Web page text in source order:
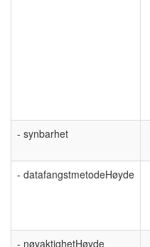
- synbarhet
- datafangstmetodeHøyde
- nøyaktighetHøyde